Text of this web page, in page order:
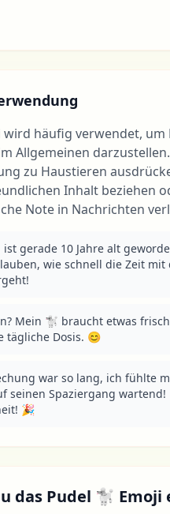
wird häufig verwendet, um
Allgemeinen darzustellen.
zu Haustieren
Inhalt beziehen
Note in Nachrichten
ist gerade 10 Jahre alt
wie schnell die Zeit mit
Mein 🐩 braucht etwas
tägliche Dosis. 😊
war so lang, ich fühlte
seinen Spaziergang wartend!
🎉
das Pudel 🐩 Emoji